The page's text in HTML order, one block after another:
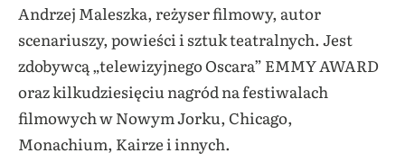
Andrzej Maleszka, reżyser filmowy, autor
scenariuszy, powieści i sztuk teatralnych. Jest
zdobywcą „telewizyjnego Oscara” EMMY AWARD
oraz kilkudziesięciu nagród na festiwalach
filmowych w Nowym Jorku, Chicago,
Monachium, Kairze i innych.